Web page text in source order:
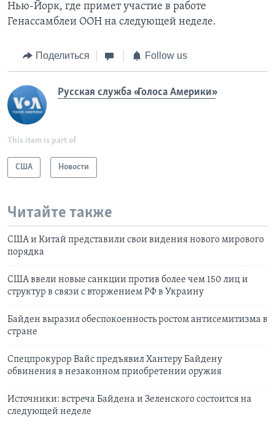
Нью-Йорк, где примет участие в работе
Генассамблеи ООН на следующей неделе.
Поделиться Follow us
Русская служба «Голоса Америки»
This item is part of
США Новости
Читайте также
США и Китай представили свои видения нового мирового
порядка
США ввели новые санкции против более чем 150 лиц и
структур в связи с вторжением РФ в Украину
Байден выразил обеспокоенность ростом антисемитизма в
стране
Спецпрокурор Вайс предъявил Хантеру Байдену
обвинения в незаконном приобретении оружия
Источники: встреча Байдена и Зеленского состоится на
следующей неделе